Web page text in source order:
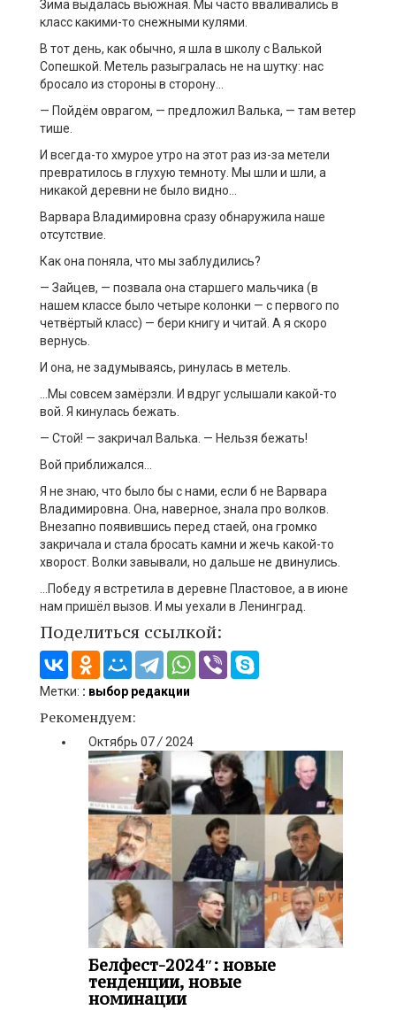
Зима выдалась вьюжная. Мы часто вваливались в
класс какими-то снежными кулями.
В тот день, как обычно, я шла в школу с Валькой
Сопешкой. Метель разыгралась не на шутку: нас
бросало из стороны в сторону…
— Пойдём оврагом, — предложил Валька, — там ветер
тише.
И всегда-то хмурое утро на этот раз из-за метели
превратилось в глухую темноту. Мы шли и шли, а
никакой деревни не было видно…
Варвара Владимировна сразу обнаружила наше
отсутствие.
Как она поняла, что мы заблудились?
— Зайцев, — позвала она старшего мальчика (в
нашем классе было четыре колонки — с первого по
четвёртый класс) — бери книгу и читай. А я скоро
вернусь.
И она, не задумываясь, ринулась в метель.
…Мы совсем замёрзли. И вдруг услышали какой-то
вой. Я кинулась бежать.
— Стой! — закричал Валька. — Нельзя бежать!
Вой приближался…
Я не знаю, что было бы с нами, если б не Варвара
Владимировна. Она, наверное, знала про волков.
Внезапно появившись перед стаей, она громко
закричала и стала бросать камни и жечь какой-то
хворост. Волки завывали, но дальше не двинулись.
…Победу я встретила в деревне Пластовое, а в июне
нам пришёл вызов. И мы уехали в Ленинград.
Поделиться ссылкой:
Метки: : выбор редакции
Рекомендуем:
Октябрь 07/ 2024
Белфест-2024″: новые
тенденции, новые
номинации